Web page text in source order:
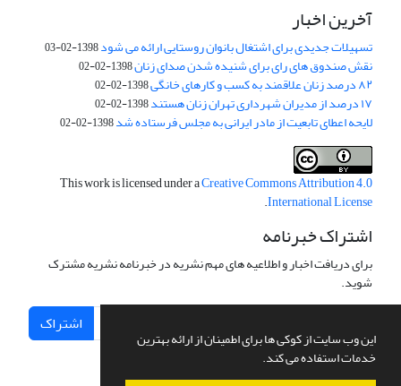
این وب سایت از کوکی ها برای اطمینان از ارائه بهترین
خدمات استفاده می کند.
آخرین اخبار
تسهیلات جدیدی برای اشتغال بانوان روستایی ارائه می شود1398-02-03
نقش صندوق های رای برای شنیده شدن صدای زنان1398-02-02
۸۲ درصد زنان علاقمند به کسب و کارهای خانگی 1398-02-02
۱۷ درصد از مدیران شهرداری تهران زنان هستند 1398-02-02
لایحه اعطای تابعیت از مادر ایرانی به مجلس فرستاده شد1398-02-02
This work is licensed under aCreative Commons Attribution 4.0
International License
.
اشتراک خبرنامه
برای دریافت اخبار و اطلاعیه های مهم نشریه در خبرنامه نشریه مشترک
شوید.
اشتراک